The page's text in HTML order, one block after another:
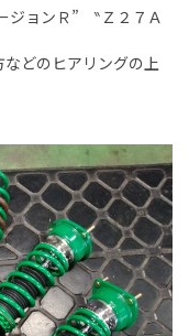
ョンＲ” ‶Ｚ２７Ａ
どのヒアリングの上